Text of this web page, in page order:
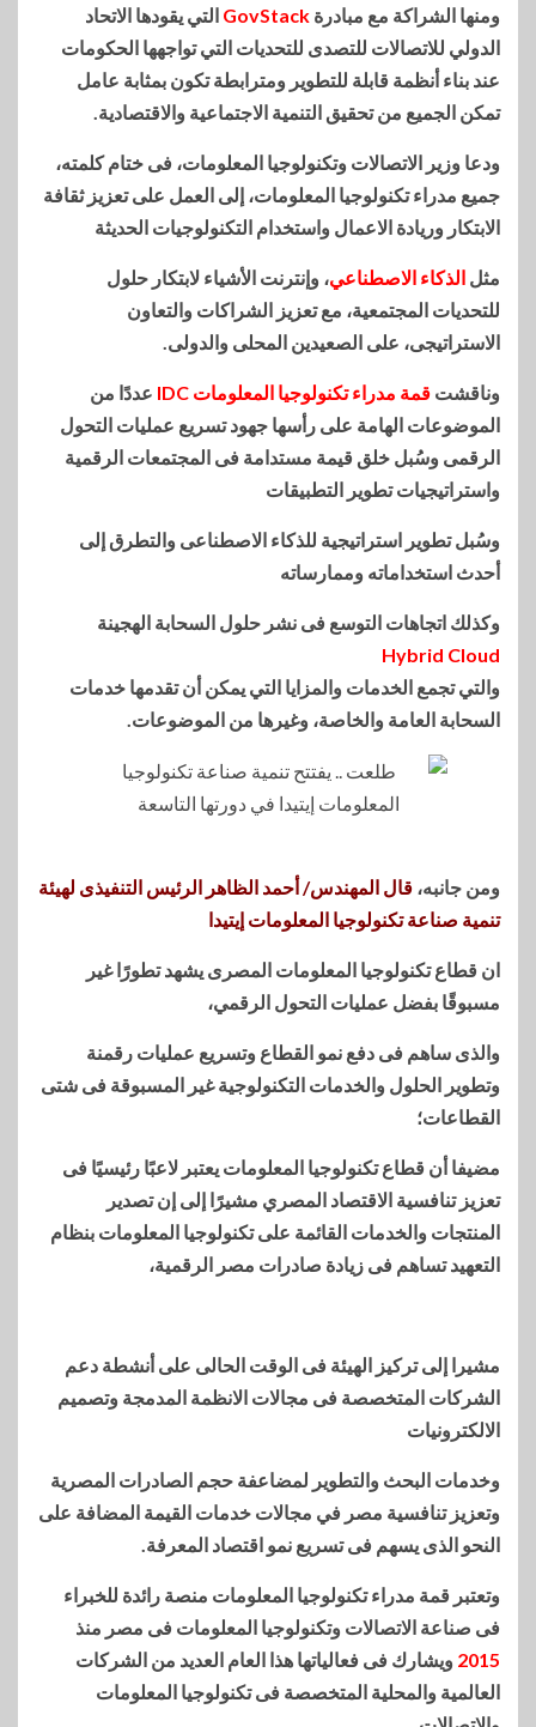
ومنها الشراكة مع مبادرة GovStack التي يقودها الاتحاد
الدولي للاتصالات للتصدى للتحديات التي تواجهها الحكومات
عند بناء أنظمة قابلة للتطوير ومترابطة تكون بمثابة عامل
تمكن الجميع من تحقيق التنمية الاجتماعية والاقتصادية.
ودعا وزير الاتصالات وتكنولوجيا المعلومات، فى ختام كلمته،
جميع مدراء تكنولوجيا المعلومات، إلى العمل على تعزيز ثقافة
الابتكار وريادة الاعمال واستخدام التكنولوجيات الحديثة
مثل الذكاء الاصطناعي، وإنترنت الأشياء لابتكار حلول
للتحديات المجتمعية، مع تعزيز الشراكات والتعاون
الاستراتيجى، على الصعيدين المحلى والدولى.
وناقشت قمة مدراء تكنولوجيا المعلومات IDC
عددًا من
الموضوعات الهامة على رأسها جهود تسريع عمليات التحول
الرقمى وسُبل خلق قيمة مستدامة فى المجتمعات الرقمية
واستراتيجيات تطوير التطبيقات
وسُبل تطوير استراتيجية للذكاء الاصطناعى والتطرق إلى
أحدث استخداماته وممارساته
وكذلك اتجاهات التوسع فى نشر حلول السحابة الهجينة
Hybrid Cloud
والتي تجمع الخدمات والمزايا التي يمكن أن تقدمها خدمات
السحابة العامة والخاصة، وغيرها من الموضوعات.
ومن جانبه، قال المهندس/ أحمد الظاهر الرئيس التنفيذى لهيئة
تنمية صناعة تكنولوجيا المعلومات إيتيدا
ان قطاع تكنولوجيا المعلومات المصرى يشهد تطورًا غير
مسبوقًا بفضل عمليات التحول الرقمي،
والذى ساهم فى دفع نمو القطاع وتسريع عمليات رقمنة
وتطوير الحلول والخدمات التكنولوجية غير المسبوقة فى شتى
القطاعات؛
مضيفا أن قطاع تكنولوجيا المعلومات يعتبر لاعبًا رئيسيًا فى
تعزيز تنافسية الاقتصاد المصري مشيرًا إلى إن تصدير
المنتجات والخدمات القائمة على تكنولوجيا المعلومات بنظام
التعهيد تساهم فى زيادة صادرات مصر الرقمية،
مشيرا إلى تركيز الهيئة فى الوقت الحالى على أنشطة دعم
الشركات المتخصصة فى مجالات الانظمة المدمجة وتصميم
الالكترونيات
وخدمات البحث والتطوير لمضاعفة حجم الصادرات المصرية
وتعزيز تنافسية مصر في مجالات خدمات القيمة المضافة على
النحو الذى يسهم فى تسريع نمو اقتصاد المعرفة.
وتعتبر قمة مدراء تكنولوجيا المعلومات منصة رائدة للخبراء
فى صناعة الاتصالات وتكنولوجيا المعلومات فى مصر منذ
2015 ويشارك فى فعالياتها هذا العام العديد من الشركات
العالمية والمحلية المتخصصة فى تكنولوجيا المعلومات